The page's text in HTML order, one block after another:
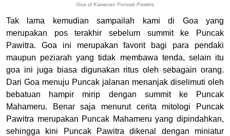
Goa di Kawasan Puncak Pawitra
Tak lama kemudian sampailah kami di Goa yang
merupakan pos terakhir sebelum summit ke Puncak
Pawitra. Goa ini merupakan favorit bagi para pendaki
maupun peziarah yang tidak membawa tenda, selain itu
goa ini juga biasa digunakan ritus oleh sebagain orang.
Dari Goa menuju Puncak jalanan menanjak diselimuti oleh
bebatuan hampir mirip dengan summit ke Puncak
Mahameru. Benar saja menurut cerita mitologi Puncak
Pawitra merupakan Puncak Mahameru yang dipindahkan,
sehingga kini Puncak Pawitra dikenal dengan miniatur